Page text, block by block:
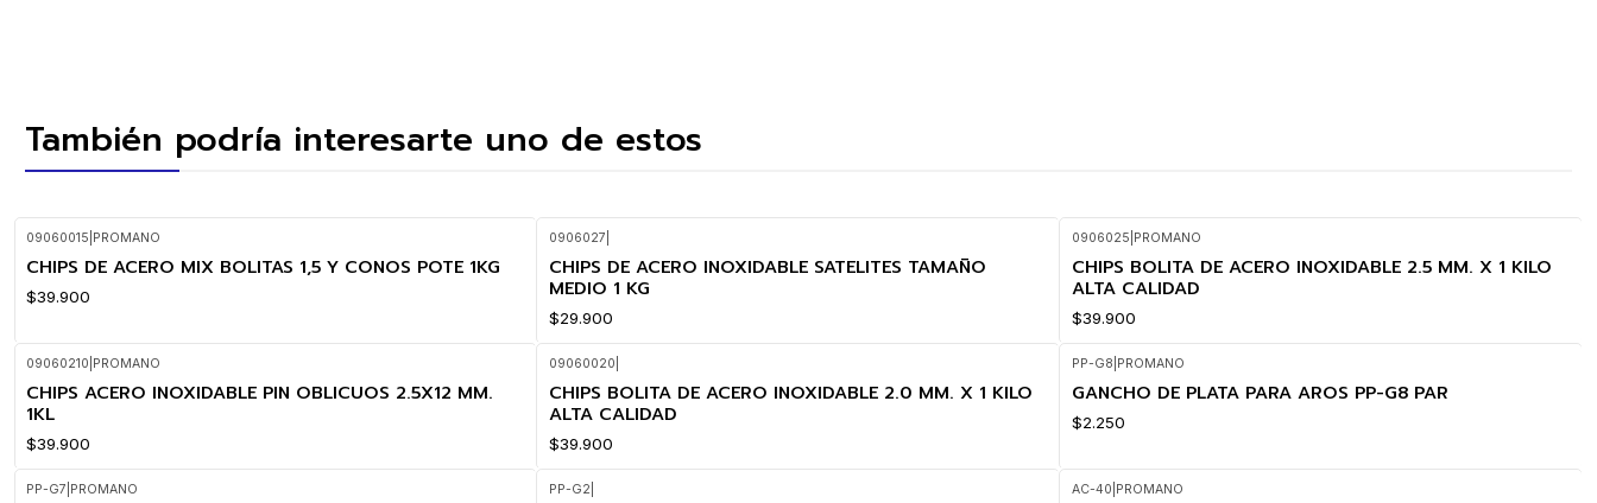
También podría interesarte uno de estos
09060015 PROMANO
CHIPS DE ACERO MIX BOLITAS 1,5 Y CONOS POTE 1KG
$39.900
0906027
CHIPS DE ACERO INOXIDABLE SATELITES TAMAÑO
MEDIO 1 KG
$29.900
0906025 PROMANO
CHIPS BOLITA DE ACERO INOXIDABLE 2.5 MM. X 1 KILO
ALTA CALIDAD
$39.900
09060210 PROMANO
CHIPS ACERO INOXIDABLE PIN OBLICUOS 2.5X12 MM.
1KL
$39.900
09060020
CHIPS BOLITA DE ACERO INOXIDABLE 2.0 MM. X 1 KILO
ALTA CALIDAD
$39.900
PP-G8 PROMANO
GANCHO DE PLATA PARA AROS PP-G8 PAR
$2.250
PP-G7 PROMANO PP-G2 AC-40 PROMANO